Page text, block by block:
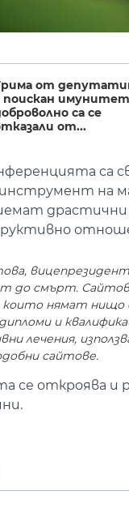
от
поискан имунитет
са се
от...
са
на
драстични
до смърт.
които нямат нищо
и
лечения,
сайтове.
се откроява